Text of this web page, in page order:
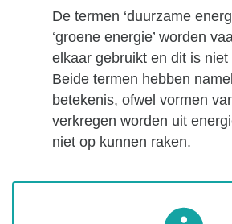
De termen ‘duurzame
‘groene energie’ worden
elkaar gebruikt en dit is niet
Beide termen hebben
betekenis, ofwel vormen
verkregen worden uit
niet op kunnen raken.